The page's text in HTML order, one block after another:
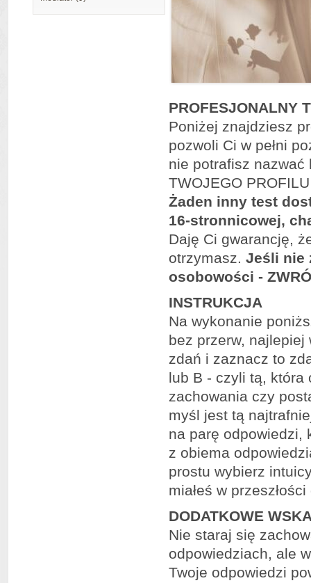
PROFESJONALNY
Poniżej znajdziesz
pozwoli Ci w pełni
nie potrafisz nazwać
TWOJEGO
Żaden inny test
16-stronnicowej,
Daję Ci gwarancję,
otrzymasz. Jeśli nie
osobowości -
INSTRUKCJA
Na wykonanie
bez przerw,
zdań i zaznacz to
lub B - czyli tą, która
zachowania czy
myśl jest tą
na parę odpowiedzi,
z obiema
prostu wybierz
miałeś w
DODATKOWE
Nie staraj się
odpowiedziach, ale
Twoje odpowiedzi